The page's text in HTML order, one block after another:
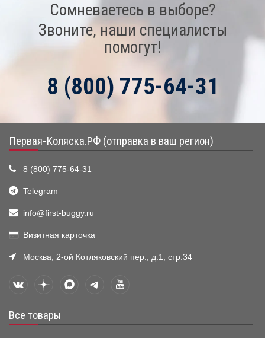
Сомневаетесь в выборе?
Звоните, наши специалисты
помогут!
8 (800) 775-64-31
Первая-Коляска.РФ (отправка в ваш регион)
8 (800) 775-64-31
Telegram
info@first-buggy.ru
Визитная карточка
Москва, 2-ой Котляковский пер., д.1, стр.34
Все товары